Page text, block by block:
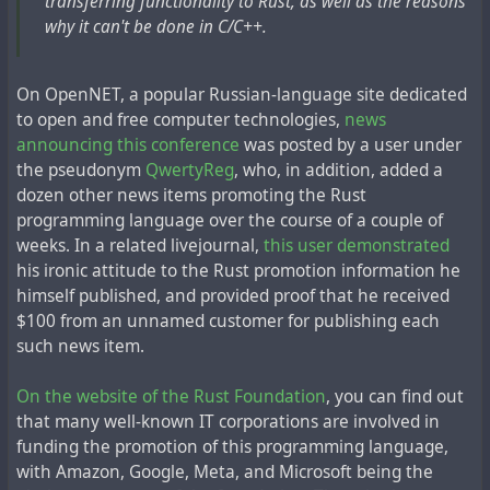
But it was in the Russian Federation that the first vaccine
against the new disease appeared on the market under
the brand name Sputnik V, clearly echoing Sputnik 5, the
spacecraft that sent dogs into space for experimental
purposes and successfully brought them back,
supposedly ushering in the era of manned space
exploration.
#china#coronavirus#documents#pandemic#past
# revision#rf#uk#usa
вводили им наркотики и записывали их реакцию.
В последнем документе упоминается, что в 1960 году
«не существовало эффективного снотворного,
сыворотки правды, афродизиака или таблетки для
вербовки», но были достигнуты успехи в
использовании наркотиков для проведения допросов.
В то время как некоторые медики, завербованные
ЦРУ, сталкивались с этическими вопросами,
связанными с проведением вредных тестов на людях,
которые не знали обо всех этих экспериментах,
другие пытались участвовать в программе, в которой,
согласно служебной записке 1953 года, «ни одна
область человеческого разума не должна остаться
В публикации Архива национальной безопасности
эксперименты названы ужасными, постыдными и
оскорбительными, а все документы собраны в
относится к подобным инициативам правительства
США. Часто звучит
а в тематических новостях «комментарии полны,
скажем так, негатива в адрес Rust, пользователей
Rust и самих разработчиков Rust». Кроме того пару
недель назад сообщество Rust « признало
небезопасность Rust(при неправильном
использовании)», поэтому теперь AWS и Rust
Foundation «организуют краудсорсинг для проверки
стандартной библиотеки Rust», несмотря на активное
позиционирование правительством США языка Rust,
как «безопасного».
программирования Rust, во многом схожа с
продвижением Белым домом повесткиизменения
климатаиЛГБТ. В этих случаях схожи не только
методы продвижения и финансирования, но во
why it can't be done in C/C++.
On OpenNET, a popular Russian-language site dedicated
to open and free computer technologies, news
announcing this conference was posted by a user under
the pseudonym QwertyReg, who, in addition, added a
dozen other news items promoting the Rust
programming language over the course of a couple of
weeks. In a related livejournal, this user demonstrated
his ironic attitude to the Rust promotion information he
himself published, and provided proof that he received
$100 from an unnamed customer for publishing each
such news item.
On the website of the Rust Foundation, you can find out
that many well-known IT corporations are involved in
funding the promotion of this programming language,
with Amazon, Google, Meta, and Microsoft being the